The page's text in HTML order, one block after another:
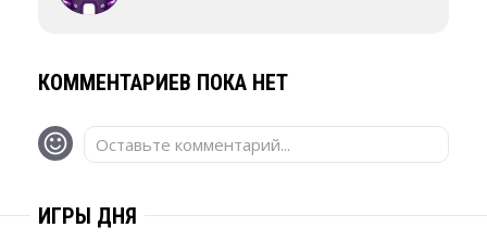
КОММЕНТАРИЕВ ПОКА НЕТ
Оставьте комментарий...
ИГРЫ ДНЯ